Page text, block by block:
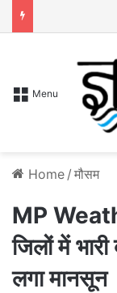
Menu
Home / मौसम
MP
जिलों में
लगा मानसून